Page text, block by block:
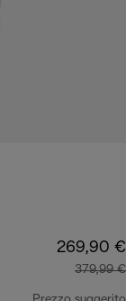
269,90 €
379,99 €